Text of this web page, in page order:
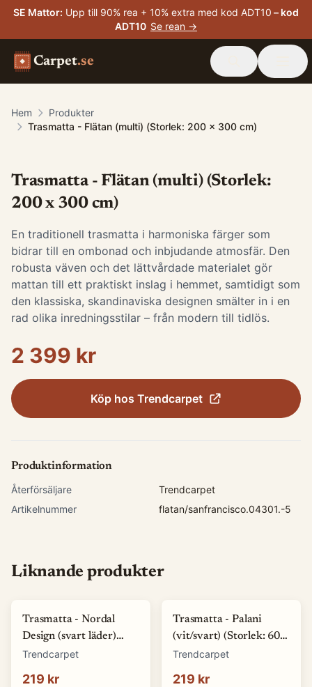
SE Mattor: Upp till 90% rea + 10% extra med kod ADT10 – kod
ADT10 Se rean →
Carpet.se
Hem
Produkter
Trasmatta - Flätan (multi) (Storlek: 200 x 300 cm)
Trasmatta - Flätan (multi) (Storlek:
200 x 300 cm)
En traditionell trasmatta i harmoniska färger som
bidrar till en ombonad och inbjudande atmosfär. Den
robusta väven och det lättvårdade materialet gör
mattan till ett praktiskt inslag i hemmet, samtidigt som
den klassiska, skandinaviska designen smälter in i en
rad olika inredningsstilar – från modern till tidlös.
2 399 kr
Köp hos Trendcarpet
Produktinformation
Återförsäljare
Trendcarpet
Artikelnummer
flatan/sanfrancisco.04301.-5
Liknande produkter
Trasmatta - Nordal
Design (svart läder)
(Storlek: 60 x 110 cm)
Trendcarpet
219 kr
Trasmatta - Palani
(vit/svart) (Storlek: 60 x
120 cm)
Trendcarpet
219 kr